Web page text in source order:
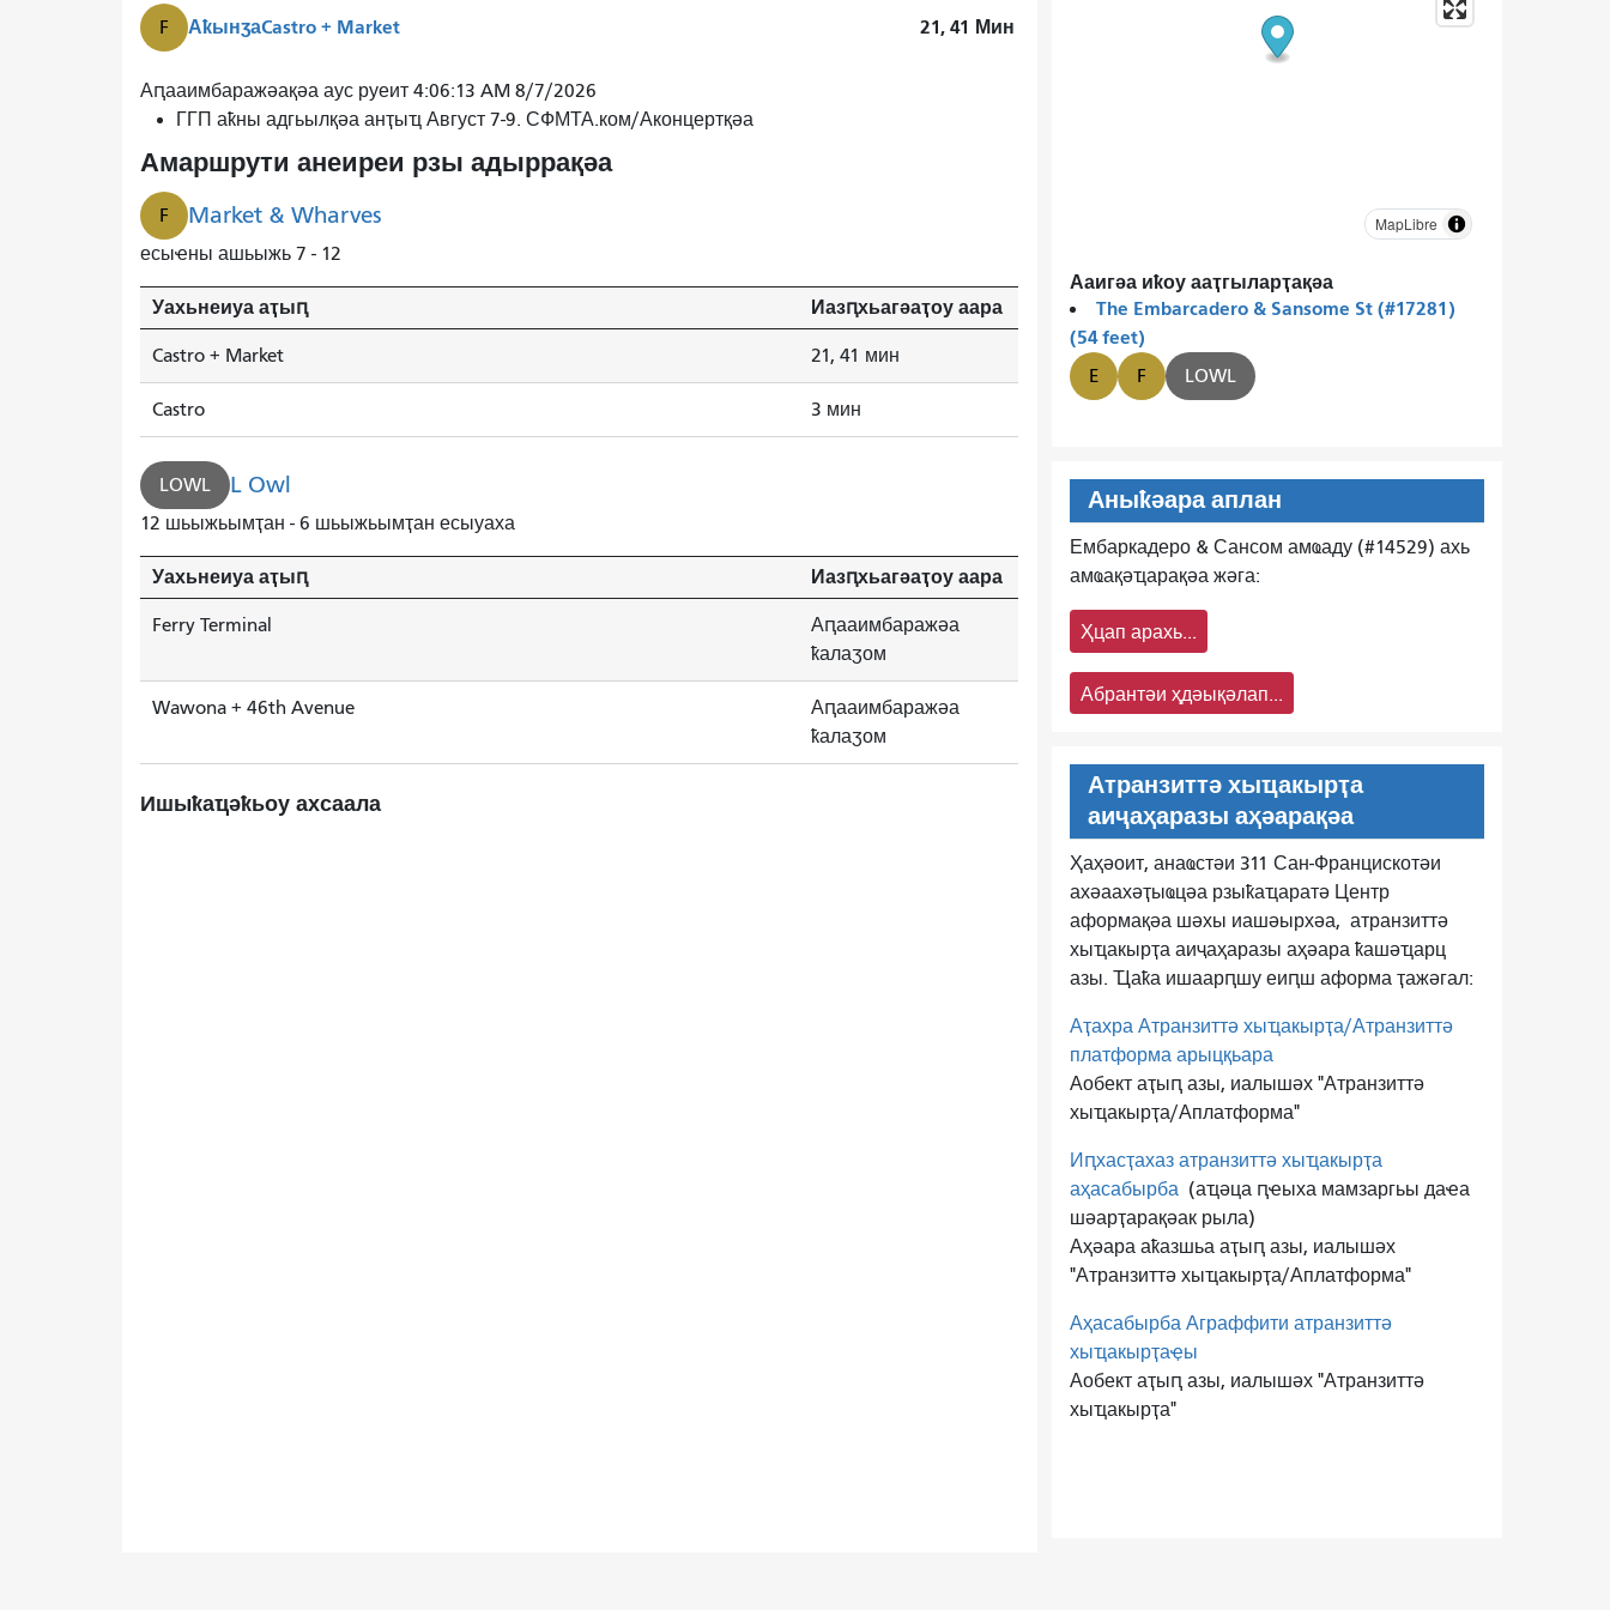
F АҟынӡаCastro + Market 21, 41 Мин
Ф
Маркет
&
Уорвс
3
минуҭ
рышьҭахь
иаауеит.
Аԥааимбаражәақәа аус руеит 4:06:13 AM 8/7/2026
ГГП аҟны адгьылқәа анҭыҵ Август 7-9. СФМТА.ком/Аконцертқәа
Амаршрути анеиреи рзы адыррақәа
F Market & Wharves
есыҽны ашьыжь 7 - 12
Уахьнеиуа аҭыԥ Иазԥхьагәаҭоу аара
Castro + Market 21, 41 мин
Castro 3 мин
LOWL L Owl
12 шьыжьымҭан - 6 шьыжьымҭан есыуаха
Уахьнеиуа аҭыԥ Иазԥхьагәаҭоу аара
Ferry Terminal
Аԥааимбаражәа
ҟалаӡом
Wawona + 46th Avenue
Аԥааимбаражәа
ҟалаӡом
Ишыҟаҵәҟьоу ахсаала
MapLibre
Ааигәа иҟоу ааҭгыларҭақәа
The Embarcadero & Sansome St (#17281)
(54 feet)
E F LOWL
Аныҟәара аплан
Ембаркадеро & Сансом амҩаду (#14529) ахь
амҩақәҵарақәа жәга:
Ҳцап арахь...
Абрантәи ҳдәықәлап...
Атранзиттә хыҵакырҭа
аиҷаҳаразы аҳәарақәа
Ҳаҳәоит, анаҩстәи 311 Сан-Францискотәи
ахәаахәҭыҩцәа рзыҟаҵаратә Центр
аформақәа шәхы иашәырхәа, атранзиттә
хыҵакырҭа аиҷаҳаразы аҳәара ҟашәҵарц
азы. Ҵаҟа ишаарԥшу еиԥш аформа ҭажәгал:
Аҭахра Атранзиттә хыҵакырҭа/Атранзиттә
платформа арыцқьара
Аобект аҭыԥ азы, иалышәх "Атранзиттә
хыҵакырҭа/Аплатформа"
Иԥхасҭахаз атранзиттә хыҵакырҭа
аҳасабырба(аҵәца ԥҽыха мамзаргьы даҽа
шәарҭарақәак рыла)
Аҳәара аҟазшьа аҭыԥ азы, иалышәх
"Атранзиттә хыҵакырҭа/Аплатформа"
Аҳасабырба Аграффити атранзиттә
хыҵакырҭаҿы
Аобект аҭыԥ азы, иалышәх "Атранзиттә
хыҵакырҭа"